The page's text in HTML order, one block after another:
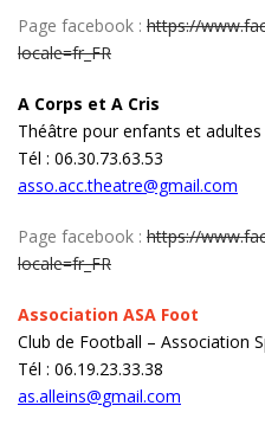
Page facebook : https://
locale=fr_FR
A Corps et A Cris
Théâtre pour enfants et adultes
Tél : 06.30.73.63.53
asso.acc.theatre@gmail.com
Page facebook : https://
locale=fr_FR
Association ASA Foot
Club de Football – Association
Tél : 06.19.23.33.38
as.alleins@gmail.com